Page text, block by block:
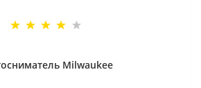
Milwaukee